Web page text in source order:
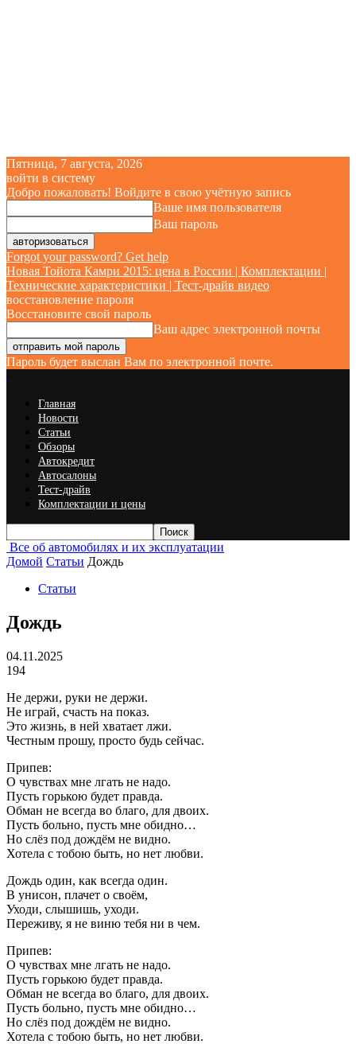
Пятница, 7 августа, 2026
войти в систему
Добро пожаловать! Войдите в свою учётную запись
Ваше имя пользователя
Ваш пароль
Forgot your password? Get help
Новая Тойота Камри 2015: цена в России | Комплектации |
Технические характеристики | Тест-драйв видео
восстановление пароля
Восстановите свой пароль
Ваш адрес электронной почты
Пароль будет выслан Вам по электронной почте.
Главная
Новости
Статьи
Обзоры
Автокредит
Автосалоны
Тест-драйв
Комплектации и цены
Все об автомобилях и их эксплуатации
Домой Статьи Дождь
Статьи
Дождь
04.11.2025
194
Не держи, руки не держи.
Не играй, счасть на показ.
Это жизнь, в ней хватает лжи.
Честным прошу, просто будь сейчас.
Припев:
О чувствах мне лгать не надо.
Пусть горькою будет правда.
Обман не всегда во благо, для двоих.
Пусть больно, пусть мне обидно…
Но слёз под дождём не видно.
Хотела с тобою быть, но нет любви.
Дождь один, как всегда один.
В унисон, плачет о своём,
Уходи, слышишь, уходи.
Переживу, я не виню тебя ни в чем.
Припев:
О чувствах мне лгать не надо.
Пусть горькою будет правда.
Обман не всегда во благо, для двоих.
Пусть больно, пусть мне обидно…
Но слёз под дождём не видно.
Хотела с тобою быть, но нет любви.